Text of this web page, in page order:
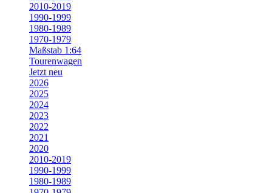
2010-2019
1990-1999
1980-1989
1970-1979
Maßstab 1:64
Tourenwagen
Jetzt neu
2026
2025
2024
2023
2022
2021
2020
2010-2019
1990-1999
1980-1989